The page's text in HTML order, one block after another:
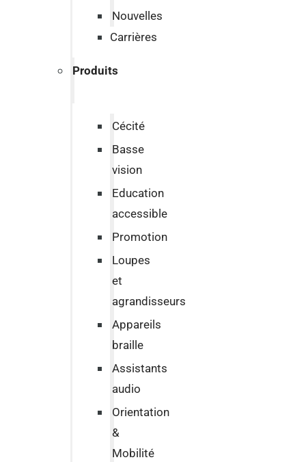
Nouvelles
Carrières
Produits
Cécité
Basse
vision
Education
accessible
Promotion
Loupes
et
agrandisseurs
Appareils
braille
Assistants
audio
Orientation
&
Mobilité